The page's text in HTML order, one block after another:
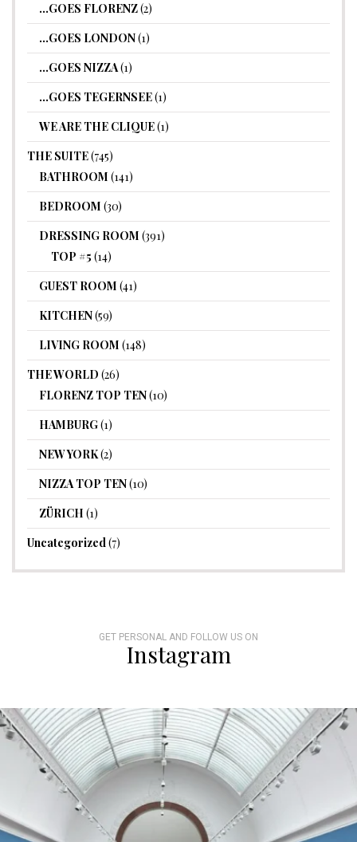
…GOES FLORENZ(2)
…GOES LONDON(1)
…GOES NIZZA(1)
…GOES TEGERNSEE(1)
WE ARE THE CLIQUE(1)
THE SUITE(745)
BATHROOM (141)
BEDROOM (30)
DRESSING ROOM (391)
TOP #5 (14)
GUEST ROOM (41)
KITCHEN(59)
LIVING ROOM (148)
THE WORLD (26)
FLORENZ TOP TEN(10)
HAMBURG(1)
NEW YORK(2)
NIZZA TOP TEN(10)
ZÜRICH (1)
Uncategorized(7)
GET PERSONAL AND FOLLOW US ON
Instagram